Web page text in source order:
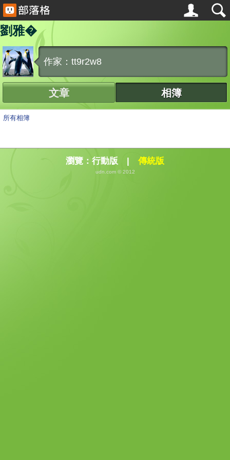
劉雅�
作家：tt9r2w8
文章 相簿
所有相簿
瀏覽： 行動版 | 傳統版
udn.com © 2012